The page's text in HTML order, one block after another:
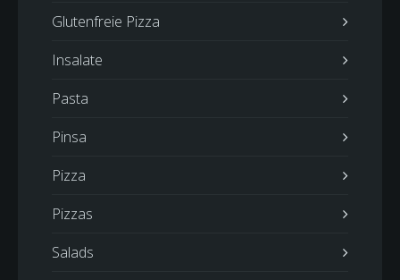
Glutenfreie Pizza
Insalate
Pasta
Pinsa
Pizza
Pizzas
Salads